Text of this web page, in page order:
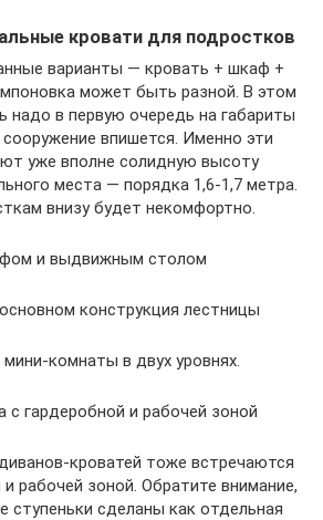
кровати для подростков
варианты — кровать + шкаф +
может быть разной. В этом
надо в первую очередь на габариты
сооружение впишется. Именно эти
уже вполне солидную высоту
места — порядка 1,6-1,7 метра.
внизу будет некомфортно.
и выдвижным столом
конструкция лестницы
комнаты в двух уровнях.
с гардеробной и рабочей зоной
кроватей тоже встречаются
рабочей зоной. Обратите внимание,
ступеньки сделаны как отдельная